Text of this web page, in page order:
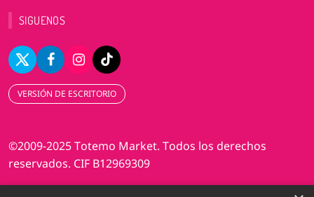
SIGUENOS
VERSIÓN DE ESCRITORIO
©2009-2025 Totemo Market. Todos los derechos
reservados. CIF B12969309